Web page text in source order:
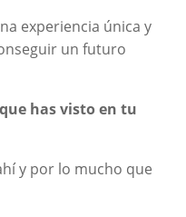
experiencia única y
un futuro
has visto en tu
y por lo mucho que